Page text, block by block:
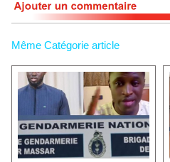
Même Catégorie article